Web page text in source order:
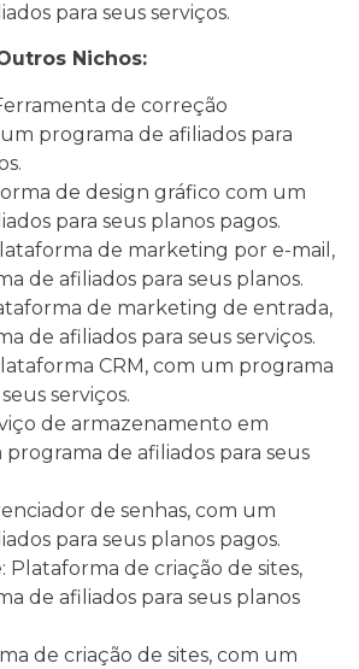
para seus serviços.
Nichos:
de correção
programa de afiliados para
de design gráfico com um
para seus planos pagos.
de marketing por e-mail,
de afiliados para seus planos.
de marketing de entrada,
de afiliados para seus serviços.
CRM, com um programa
serviços.
de armazenamento em
de afiliados para seus
de senhas, com um
para seus planos pagos.
Plataforma de criação de sites,
de afiliados para seus planos
de criação de sites, com um